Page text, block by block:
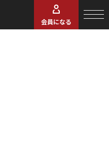
会員になる